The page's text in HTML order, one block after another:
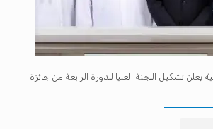
يعلن تشكيل اللجنة العليا للدورة الرابعة من جائزة